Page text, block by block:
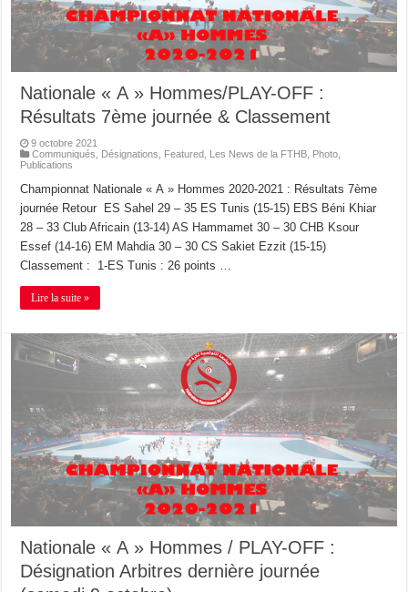
Nationale « A » Hommes/PLAY-OFF :
Résultats 7ème journée & Classement
9 octobre 2021
Communiqués
Désignations Featured Les News de la FTHB Photo
Publications
Championnat Nationale « A » Hommes 2020-2021 : Résultats 7ème
journée Retour ES Sahel 29 – 35 ES Tunis (15-15) EBS Béni Khiar
28 – 33 Club Africain (13-14) AS Hammamet 30 – 30 CHB Ksour
Essef (14-16) EM Mahdia 30 – 30 CS Sakiet Ezzit (15-15)
Classement : 1-ES Tunis : 26 points …
Lire la suite »
Nationale « A » Hommes / PLAY-OFF :
Désignation Arbitres dernière journée